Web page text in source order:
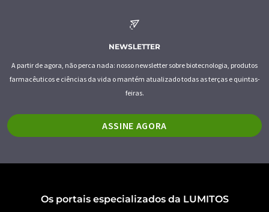
NEWSLETTER
A partir de agora, não perca nada: nosso newsletter sobre biotecnologia, produtos
farmacêuticos e ciências da vida o mantém atualizado todas as terças e quintas-
feiras.
ASSINE AGORA
Os portais especializados da LUMITOS